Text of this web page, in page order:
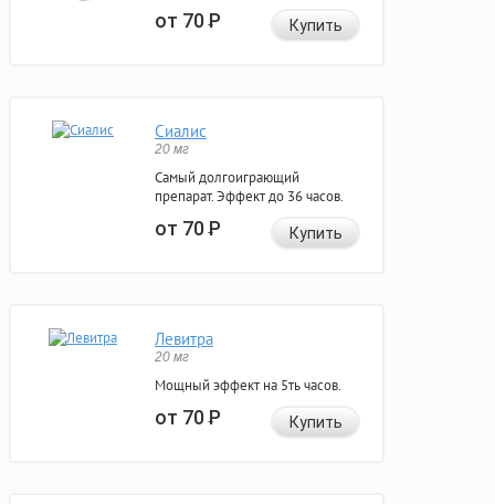
от 70Р Купить
Сиалис
20 мг
Самый долгоиграющий
препарат. Эффект до 36 часов.
от 70Р Купить
Левитра
20 мг
Мощный эффект на 5ть часов.
от 70Р Купить